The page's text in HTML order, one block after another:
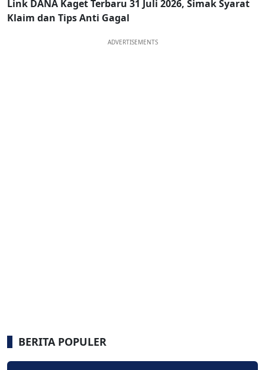
Link DANA Kaget Terbaru 31 Juli 2026, Simak Syarat
Klaim dan Tips Anti Gagal
ADVERTISEMENTS
BERITA POPULER